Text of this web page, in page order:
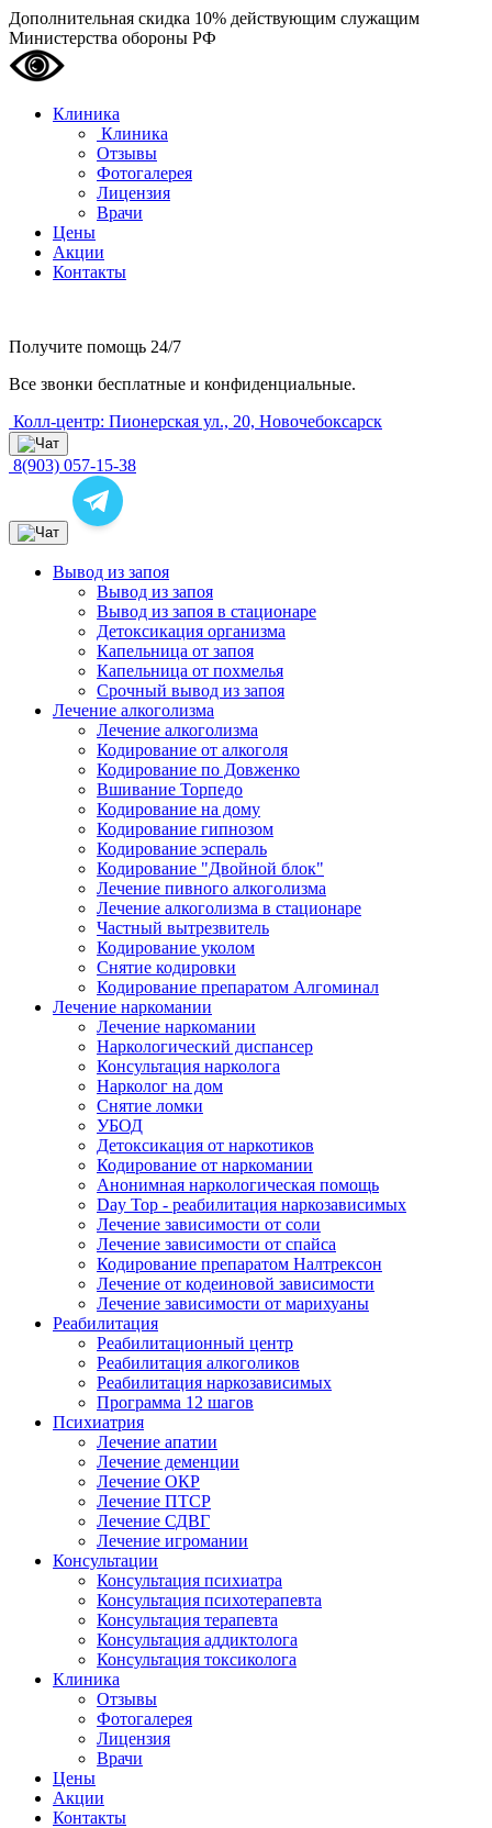
Дополнительная скидка 10% действующим служащим
Министерства обороны РФ
Клиника
Клиника
Отзывы
Фотогалерея
Лицензия
Врачи
Цены
Акции
Контакты
Получите помощь 24/7
Все звонки бесплатные и конфиденциальные.
Колл-центр: Пионерская ул., 20, Новочебоксарск
8(903) 057-15-38
Вывод из запоя
Вывод из запоя
Вывод из запоя в стационаре
Детоксикация организма
Капельница от запоя
Капельница от похмелья
Срочный вывод из запоя
Лечение алкоголизма
Лечение алкоголизма
Кодирование от алкоголя
Кодирование по Довженко
Вшивание Торпедо
Кодирование на дому
Кодирование гипнозом
Кодирование эспераль
Кодирование "Двойной блок"
Лечение пивного алкоголизма
Лечение алкоголизма в стационаре
Частный вытрезвитель
Кодирование уколом
Снятие кодировки
Кодирование препаратом Алгоминал
Лечение наркомании
Лечение наркомании
Наркологический диспансер
Консультация нарколога
Нарколог на дом
Снятие ломки
УБОД
Детоксикация от наркотиков
Кодирование от наркомании
Анонимная наркологическая помощь
Day Top - реабилитация наркозависимых
Лечение зависимости от соли
Лечение зависимости от спайса
Кодирование препаратом Налтрексон
Лечение от кодеиновой зависимости
Лечение зависимости от марихуаны
Реабилитация
Реабилитационный центр
Реабилитация алкоголиков
Реабилитация наркозависимых
Программа 12 шагов
Психиатрия
Лечение апатии
Лечение деменции
Лечение ОКР
Лечение ПТСР
Лечение СДВГ
Лечение игромании
Консультации
Консультация психиатра
Консультация психотерапевта
Консультация терапевта
Консультация аддиктолога
Консультация токсиколога
Клиника
Отзывы
Фотогалерея
Лицензия
Врачи
Цены
Акции
Контакты